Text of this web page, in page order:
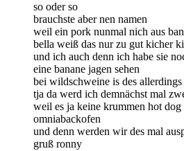
so oder so
brauchste aber nen namen
weil ein pork nunmal nich aus
bella weiß das nur zu gut kicher
und ich auch denn ich habe sie
eine banane jagen sehen
bei wildschweine is des allerdings
tja da werd ich demnächst mal
weil es ja keine krummen hot
omniabackofen
und denn werden wir des mal
gruß ronny